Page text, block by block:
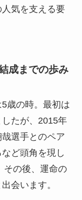
気を支える要
成までの歩み
歳の時。最初は
たが、2015年
選手とのペア
ど頭角を現し
その後、運命の
会います。